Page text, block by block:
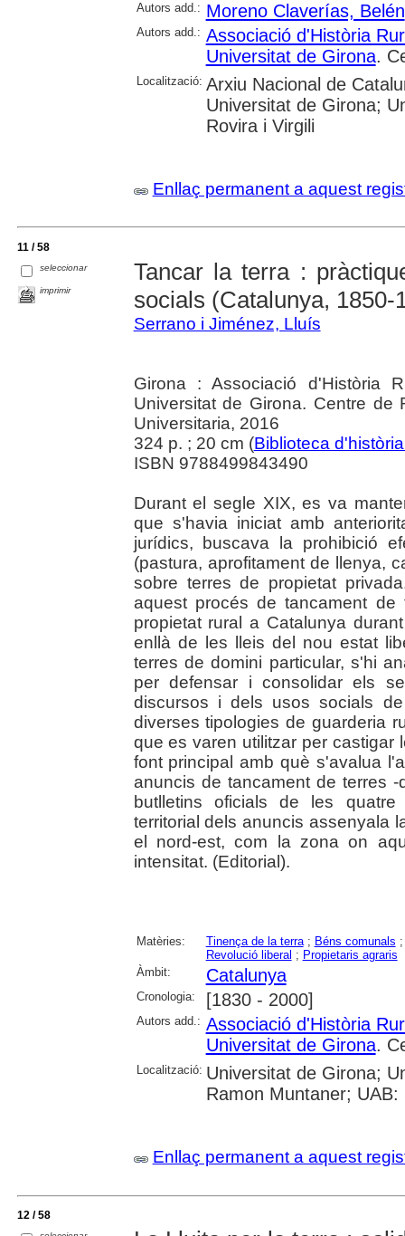
Autors add.: Moreno Claverías, Belén
Autors add.: Associació d'Història
Universitat de Girona.
Localització: Arxiu Nacional de
Universitat de Girona;
Rovira i Virgili
Enllaç permanent a aquest
11 / 58
seleccionar
imprimir
Tancar la terra :
socials (Catalunya, 1850-
Serrano i Jiménez, Lluís
Girona : Associació d'Història
Universitat de Girona. Centre de
Universitaria, 2016
324 p. ; 20 cm (Biblioteca
ISBN 9788499843490
Durant el segle XIX, es va
que s'havia iniciat amb
jurídics, buscava la prohibició
(pastura, aprofitament de llenya,
sobre terres de propietat
aquest procés de tancament
propietat rural a Catalunya
enllà de les lleis del nou estat
terres de domini particular, s'hi
per defensar i consolidar els
discursos i dels usos socials
diverses tipologies de guarderia
que es varen utilitzar per castigar
font principal amb què s'avalua
anuncis de tancament de terres
butlletins oficials de les
territorial dels anuncis assenyala
el nord-est, com la zona on
intensitat. (Editorial).
Matèries: Tinença de la terra; Béns comunals
Revolució liberal ; Propietaris agraris
Àmbit:
Catalunya
Cronologia: [1830 - 2000]
Autors add.: Associació d'Història
Universitat de Girona.
Localització: Universitat de Girona;
Ramon Muntaner; UAB:
Enllaç permanent a aquest
12 / 58